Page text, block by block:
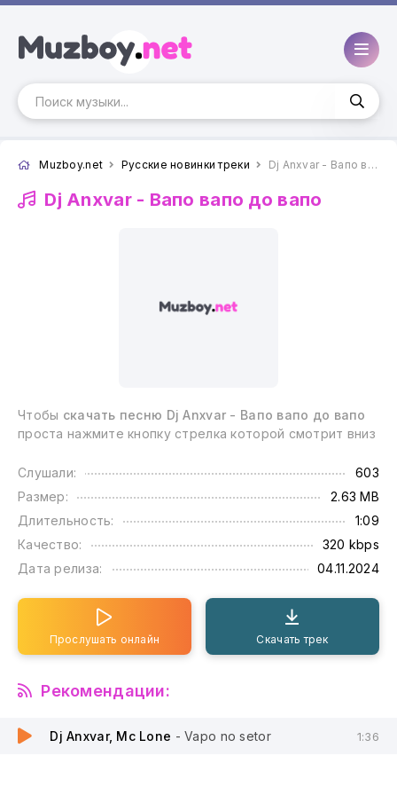
Muzboy.net Русские новинки треки Dj Anxvar - Вапо вапо до вапо
Dj Anxvar - Вапо вапо до вапо
Чтобы скачать песню Dj Anxvar - Вапо вапо до вапо
проста нажмите кнопку стрелка которой смотрит вниз
Слушали:
603
Размер:
2.63 MB
Длительность:
1:09
Качество:
320 kbps
Дата релиза:
04.11.2024
Прослушать онлайн Скачать трек
Рекомендации:
Dj Anxvar, Mc Lone - Vapo no setor 1:36